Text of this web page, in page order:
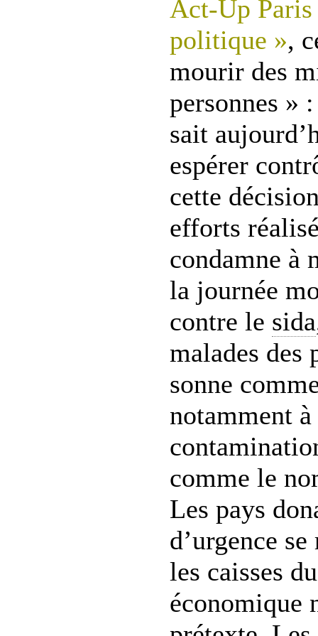
Act-Up Paris
politique »,
mourir des
personnes »
sait
espérer
cette
efforts
condamne à
la journée
contre le sida
malades des
sonne
notamment
comme le
Les pays
d’urgence
les caisses
économique